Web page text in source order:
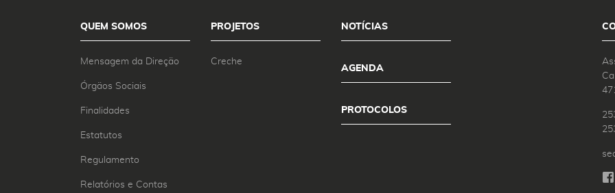
QUEM SOMOS
Mensagem da Direção
Órgãos Sociais
Finalidades
Estatutos
Regulamento
Relatórios e Contas
PROJETOS
Creche
NOTÍCIAS
AGENDA
PROTOCOLOS